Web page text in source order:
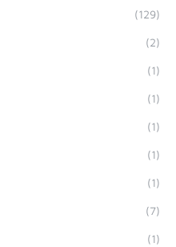
(129)
(2)
(1)
(1)
(1)
(1)
(1)
(7)
(1)